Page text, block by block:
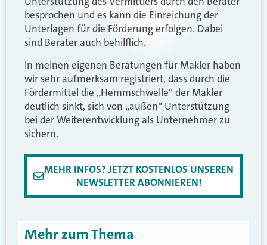
besprochen und es kann die Einreichung der
Unterlagen für die Förderung erfolgen. Dabei
sind Berater auch behilflich.
In meinen eigenen Beratungen für Makler haben
wir sehr aufmerksam registriert, dass durch die
Fördermittel die „Hemmschwelle“ der Makler
deutlich sinkt, sich von „außen“ Unterstützung
bei der Weiterentwicklung als Unternehmer zu
sichern.
MEHR INFOS? JETZT KOSTENLOS UNSEREN
NEWSLETTER ABONNIEREN!
Mehr zum Thema